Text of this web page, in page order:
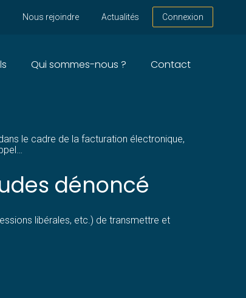
Nous rejoindre Actualités Connexion
Qui sommes-nous ? Contact
POSSIBLE ?
le cadre de la facturation électronique,
dénoncé
libérales, etc.) de transmettre et